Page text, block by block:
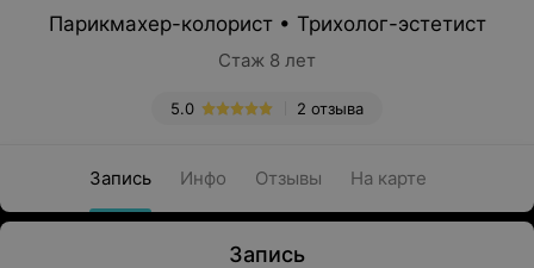
Парикмахер-колорист • Трихолог-эстетист
Стаж 8 лет
2 отзыва
5.0
Запись Инфо Отзывы На карте
Запись